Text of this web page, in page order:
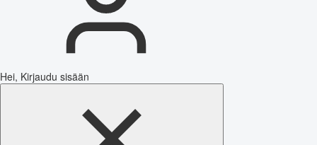
Hei, Kirjaudu sisään